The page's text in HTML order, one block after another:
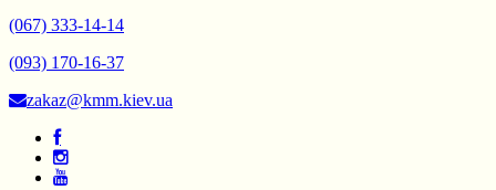
(067) 333-14-14
(093) 170-16-37
zakaz@kmm.kiev.ua